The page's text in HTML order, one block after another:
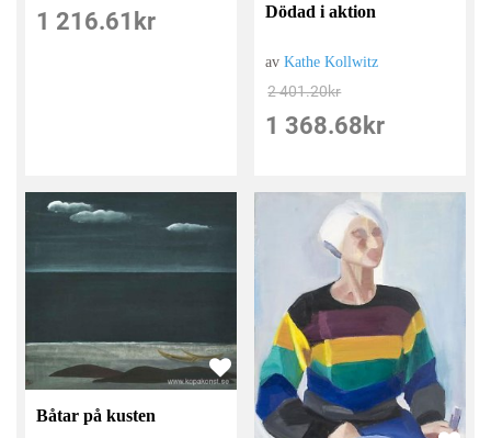
1 216.61 kr Dödad i aktion
avKathe Kollwitz
2 401.20kr
1 368.68 kr
Båtar på kusten